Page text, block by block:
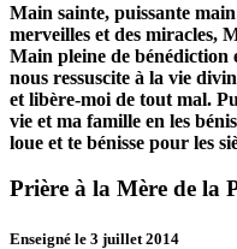
Main sainte, puissante
merveilles et des miracles,
Main pleine de
nous ressuscite à la vie
et libère-moi de tout mal.
vie et ma famille en les
loue et te bénisse pour les
Prière à la Mère de la
Enseigné le 3 juillet 2014